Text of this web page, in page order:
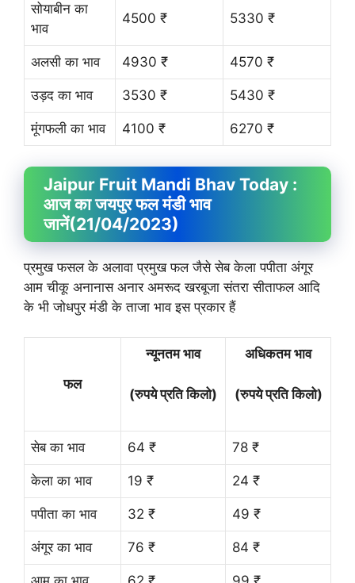
सोयाबीन का
भाव
4500 ₹ 5330 ₹
अलसी का भाव 4930 ₹ 4570 ₹
उड़द का भाव 3530 ₹ 5430 ₹
मूंगफली का भाव 4100 ₹ 6270 ₹
Jaipur Fruit Mandi Bhav Today :
आज का जयपुर फल मंडी भाव
जानें(21/04/2023)
प्रमुख फसल के अलावा प्रमुख फल जैसे सेब केला पपीता अंगूर
आम चीकू अनानास अनार अमरूद खरबूजा संतरा सीताफल आदि
के भी जोधपुर मंडी के ताजा भाव इस प्रकार हैं
फल
न्यूनतम भाव
(रुपये प्रति किलो)
अधिकतम भाव
(रुपये प्रति किलो)
सेब का भाव 64 ₹ 78 ₹
केला का भाव 19 ₹ 24 ₹
पपीता का भाव 32 ₹ 49 ₹
अंगूर का भाव 76 ₹ 84 ₹